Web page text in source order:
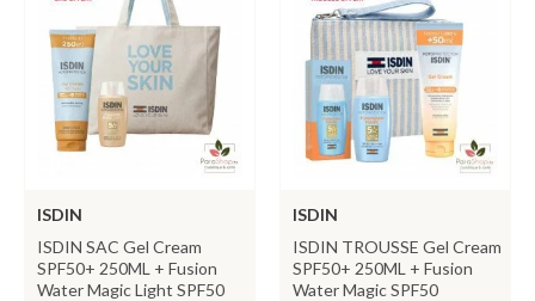
ISDIN
ISDIN SAC Gel Cream
SPF50+ 250ML + Fusion
Water Magic Light SPF50
ISDIN
ISDIN TROUSSE Gel Cream
SPF50+ 250ML + Fusion
Water Magic SPF50